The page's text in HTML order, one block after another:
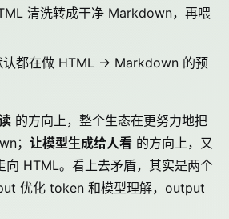
清洗转成干净 Markdown，再喂
认都在做 HTML → Markdown 的预
的方向上，整个生态在更努力地把
； 让模型生成给人看 的方向上，又
HTML。看上去矛盾，其实是两个
优化 token 和模型理解，output